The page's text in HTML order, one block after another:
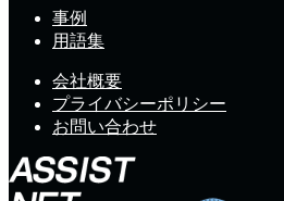
事例
用語集
会社概要
プライバシーポリシー
お問い合わせ